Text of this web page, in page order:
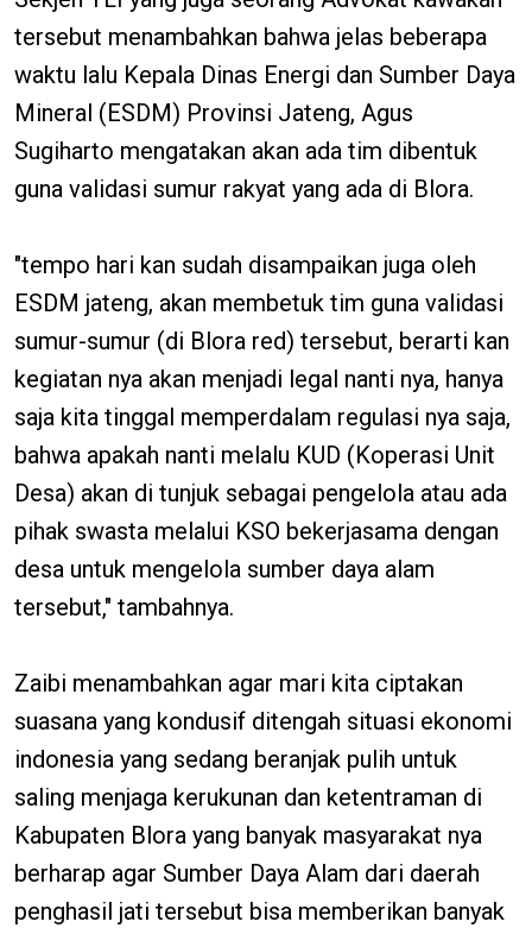
tersebut menambahkan bahwa jelas beberapa
waktu lalu Kepala Dinas Energi dan Sumber Daya
Mineral (ESDM) Provinsi Jateng, Agus
Sugiharto mengatakan akan ada tim dibentuk
guna validasi sumur rakyat yang ada di Blora.
"tempo hari kan sudah disampaikan juga oleh
ESDM jateng, akan membetuk tim guna validasi
sumur-sumur (di Blora red) tersebut, berarti kan
kegiatan nya akan menjadi legal nanti nya, hanya
saja kita tinggal memperdalam regulasi nya saja,
bahwa apakah nanti melalu KUD (Koperasi Unit
Desa) akan di tunjuk sebagai pengelola atau ada
pihak swasta melalui KSO bekerjasama dengan
desa untuk mengelola sumber daya alam
tersebut," tambahnya.
Zaibi menambahkan agar mari kita ciptakan
suasana yang kondusif ditengah situasi ekonomi
indonesia yang sedang beranjak pulih untuk
saling menjaga kerukunan dan ketentraman di
Kabupaten Blora yang banyak masyarakat nya
berharap agar Sumber Daya Alam dari daerah
penghasil jati tersebut bisa memberikan banyak